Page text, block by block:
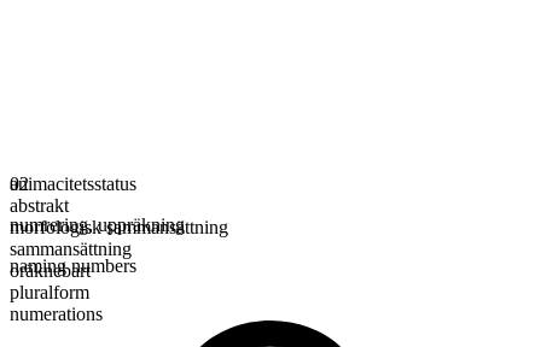
animacitetsstatus
abstrakt
morfologisk sammansättning
sammansättning
oräknebart
pluralform
numerations
02
numrering,uppräkning
naming numbers